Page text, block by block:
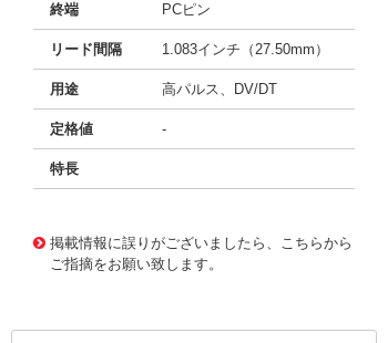
終端 PCピン
リード間隔 1.083インチ（27.50mm）
用途 高パルス、DV/DT
定格値 -
特長
掲載情報に誤りがございましたら、こちらから
ご指摘をお願い致します。